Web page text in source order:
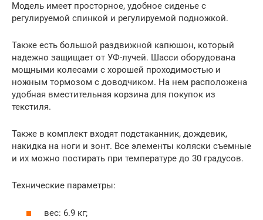
Модель имеет просторное, удобное сиденье с
регулируемой спинкой и регулируемой подножкой.
Также есть большой раздвижной капюшон, который
надежно защищает от УФ-лучей. Шасси оборудована
мощными колесами с хорошей проходимостью и
ножным тормозом с доводчиком. На нем расположена
удобная вместительная корзина для покупок из
текстиля.
Также в комплект входят подстаканник, дождевик,
накидка на ноги и зонт. Все элементы коляски съемные
и их можно постирать при температуре до 30 градусов.
Технические параметры:
вес: 6.9 кг;